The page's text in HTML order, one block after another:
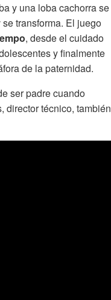
y una loba cachorra se
transforma. El juego
, desde el cuidado
y finalmente
de la paternidad.
ser padre cuando
director técnico, también